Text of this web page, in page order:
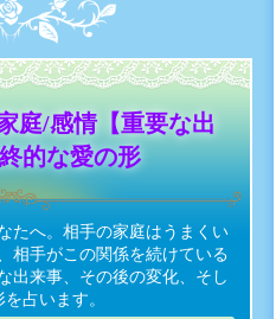
庭/感情【重要な出
的な愛の形
たへ。相手の家庭はうまくい
手がこの関係を続けている
出来事、その後の変化、そし
占います。